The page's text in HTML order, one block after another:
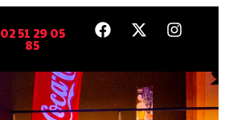
02 51 29 05
85